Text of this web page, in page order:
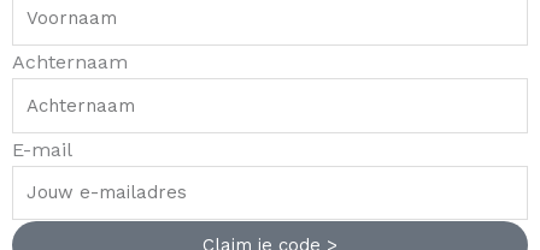
Achternaam
E-mail
Claim je code >